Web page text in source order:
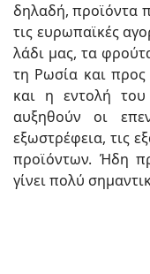
δηλαδή, προϊόντα
τις ευρωπαϊκές
λάδι μας, τα
τη Ρωσία και προς
και η εντολή
αυξηθούν οι
εξωστρέφεια, τις
προϊόντων. Ήδη
γίνει πολύ